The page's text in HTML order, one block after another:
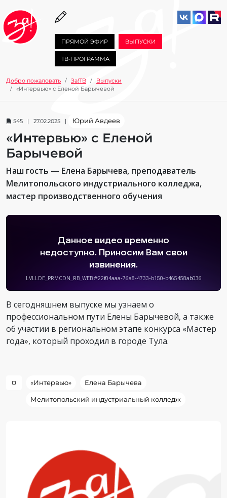
ПРЯМОЙ ЭФИР ВЫПУСКИ
ТВ-ПРОГРАММА
Добро пожаловать За!ТВ
Выпуски
«Интервью» с Еленой Барычевой
545 | 27.02.2025 | Юрий Авдеев
«Интервью» с Еленой
Барычевой
Наш гость — Елена Барычева, преподаватель
Мелитопольского индустриального колледжа,
мастер производственного обучения
В сегодняшнем выпуске мы узнаем о
профессиональном пути Елены Барычевой, а также
об участии в региональном этапе конкурса «Мастер
года», который проходил в городе Тула.
«Интервью» Елена Барычева
Мелитопольский индустриальный колледж